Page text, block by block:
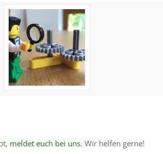
meldet euch bei uns. Wir helfen gerne!